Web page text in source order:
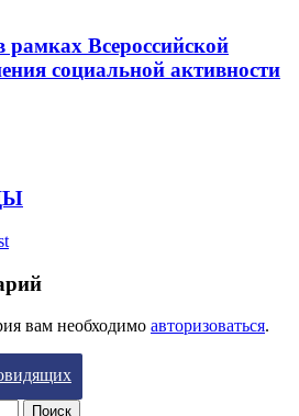
рамках Всероссийской
социальной активности
вам необходимо авторизоваться.